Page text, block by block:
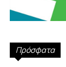
Πρόσφατα